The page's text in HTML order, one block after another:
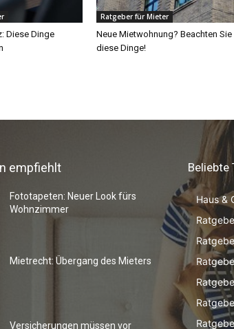
empfiehlt
Fototapeten: Neuer Look fürs
Wohnzimmer
Mietrecht: Übergang des Mieters
Versicherungen müssen vor
Beliebte
Haus &